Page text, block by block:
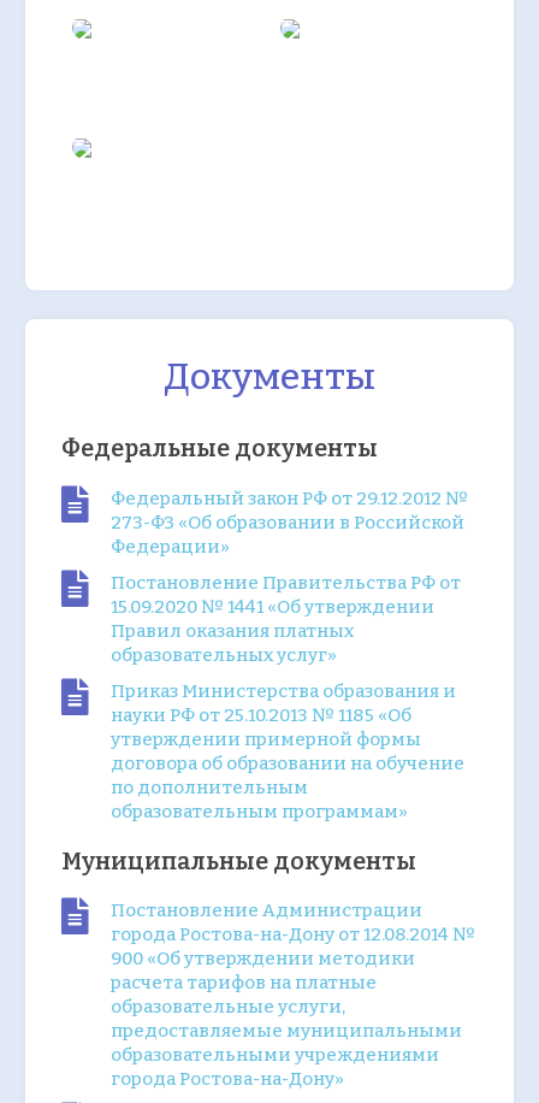
Документы
Федеральные документы
Федеральный закон РФ от 29.12.2012 №
273-ФЗ «Об образовании в Российской
Федерации»
Постановление Правительства РФ от
15.09.2020 № 1441 «Об утверждении
Правил оказания платных
образовательных услуг»
Приказ Министерства образования и
науки РФ от 25.10.2013 № 1185 «Об
утверждении примерной формы
договора об образовании на обучение
по дополнительным
образовательным программам»
Муниципальные документы
Постановление Администрации
города Ростова-на-Дону от 12.08.2014 №
900 «Об утверждении методики
расчета тарифов на платные
образовательные услуги,
предоставляемые муниципальными
образовательными учреждениями
города Ростова-на-Дону»